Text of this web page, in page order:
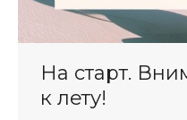
На старт.
к лету!